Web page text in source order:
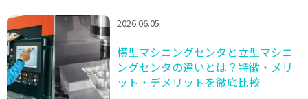
2026.06.05
横型マシニングセンタと立型マシニ
ングセンタの違いとは？特徴・メリ
ット・デメリットを徹底比較